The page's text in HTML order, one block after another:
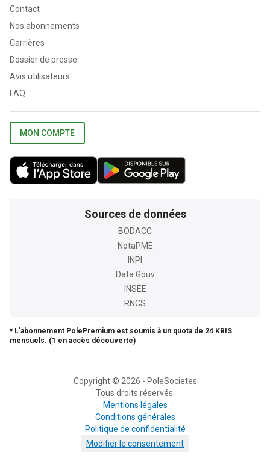
Contact
Nos abonnements
Carrières
Dossier de presse
Avis utilisateurs
FAQ
MON COMPTE
Sources de données
BODACC
NotaPME
INPI
Data Gouv
INSEE
RNCS
* L'abonnement PolePremium est soumis à un quota de 24 KBIS
mensuels. (1 en accès découverte)
Copyright © 2026 - PoleSocietes
Tous droits réservés.
Mentions légales
Conditions générales
Politique de confidentialité
Modifier le consentement